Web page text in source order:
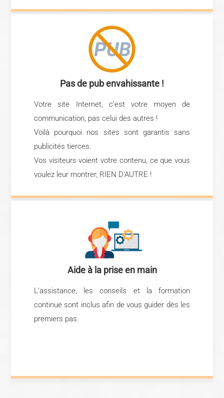
Pas de pub envahissante !
Votre site Internet, c'est votre moyen de
communication, pas celui des autres !
Voilà pourquoi nos sites sont garantis sans
publicités tierces.
Vos visiteurs voient votre contenu, ce que vous
voulez leur montrer, RIEN D'AUTRE !
Aide à la prise en main
L’assistance, les conseils et la formation
continue sont inclus afin de vous guider dès les
premiers pas.